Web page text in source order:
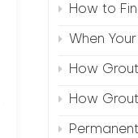
How to Find the Real Crack
When Your
How Grout Injection
How Grout Saves
Permanent Crack